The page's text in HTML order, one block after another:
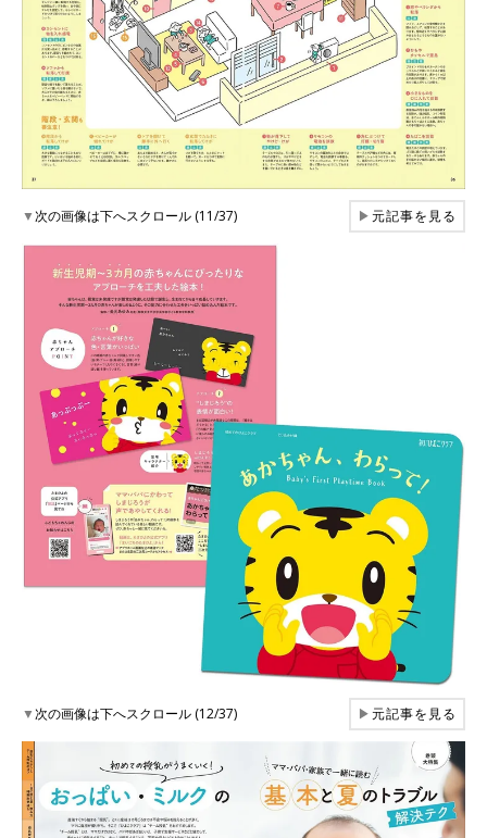
▼次の画像は下へスクロール (11/37) ▶元記事を見る
▼次の画像は下へスクロール (12/37) ▶元記事を見る